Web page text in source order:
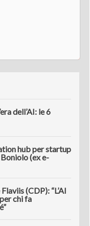
dell’AI: le 6
hub per startup
(ex e-
(CDP): “L’AI
chi fa